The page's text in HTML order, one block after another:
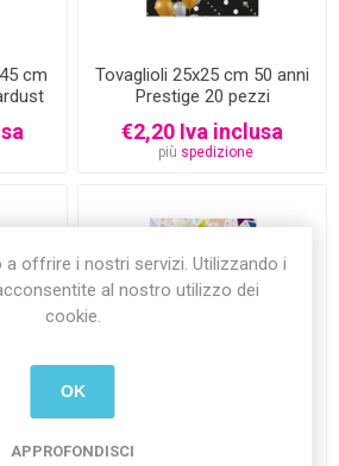
cm
Tovaglioli 25x25 cm 50 anni
Prestige 20 pezzi
€2,20 Iva inclusa
più spedizione
€1,90 Iva inclusa
a offrire i nostri servizi. Utilizzando i
al nostro utilizzo dei
cookie.
OK
APPROFONDISCI